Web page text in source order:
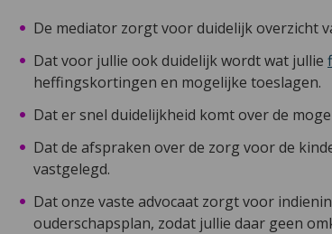
De mediator zorgt voor duidelijk overzicht
Dat voor jullie ook duidelijk wordt wat jullie
heffingskortingen en mogelijke toeslagen.
Dat er snel duidelijkheid komt over de
Dat de afspraken over de zorg voor de
vastgelegd.
Dat onze vaste advocaat zorgt voor
ouderschapsplan, zodat jullie daar geen